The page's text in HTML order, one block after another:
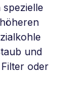
und
oder